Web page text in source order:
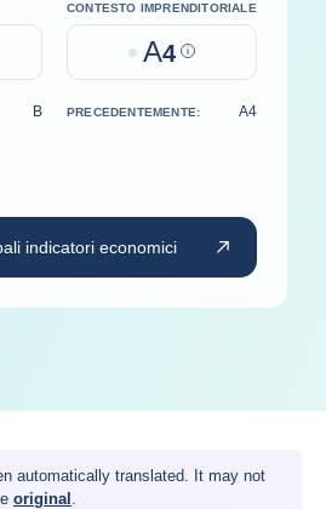
CONTESTO IMPRENDITORIALE
A4 Help
B PRECEDENTEMENTE: A4
indicatori economici
automatically translated. It may not
original .